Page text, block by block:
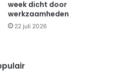
week dicht door
werkzaamheden
22 juli 2026